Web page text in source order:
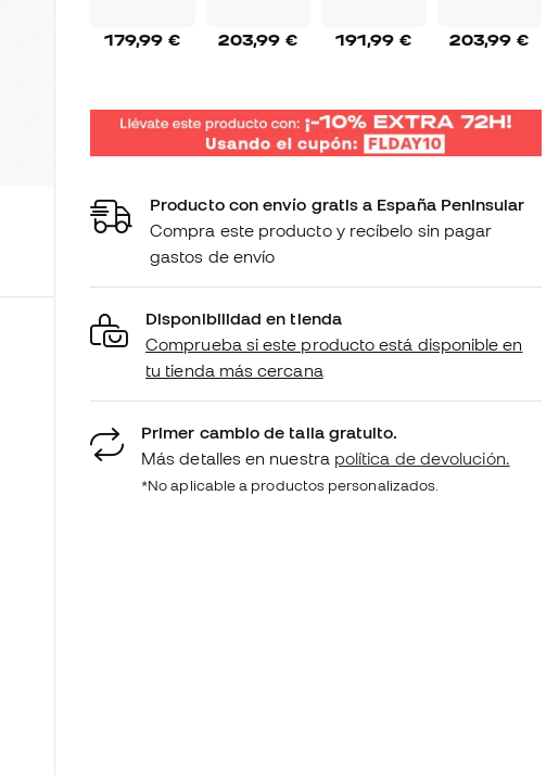
179,99 € 203,99 € 191,99 € 203,99 €
Producto con envío gratis a España Peninsular
Compra este producto y recíbelo sin pagar
gastos de envío
Disponibilidad en tienda
Comprueba si este producto está disponible en
tu tienda más cercana
Primer cambio de talla gratuito.
Más detalles en nuestra política de devolución.
*No aplicable a productos personalizados.